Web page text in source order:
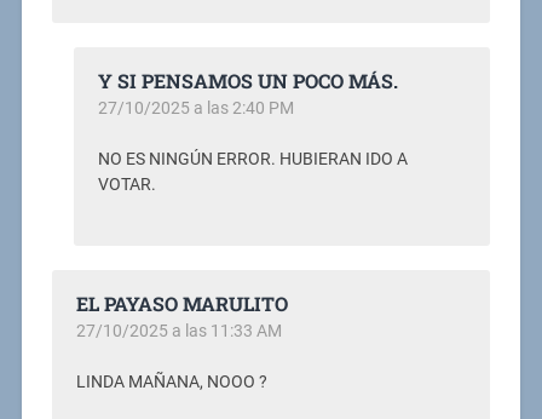
Y SI PENSAMOS UN POCO MÁS.
27/10/2025 a las 2:40 PM
NO ES NINGÚN ERROR. HUBIERAN IDO A
VOTAR.
EL PAYASO MARULITO
27/10/2025 a las 11:33 AM
LINDA MAÑANA, NOOO ?